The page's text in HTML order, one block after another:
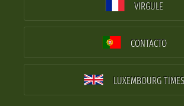
VIRGULE
CONTACTO
LUXEMBOURG TIMES